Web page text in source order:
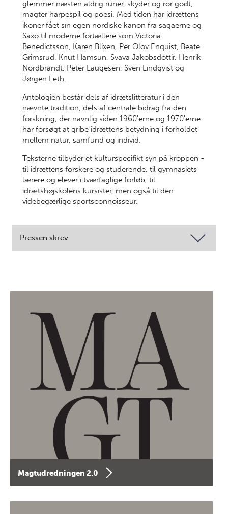
glemmer næsten aldrig runer, skyder og ror godt,
magter harpespil og poesi. Med tiden har idrættens
ikoner fået sin egen nordiske kanon fra sagaerne og
Saxo til moderne fortællere som Victoria
Benedictsson, Karen Blixen, Per Olov Enquist, Beate
Grimsrud, Knut Hamsun, Svava Jakobsdóttir, Henrik
Nordbrandt, Peter Laugesen, Sven Lindqvist og
Jørgen Leth.
Antologien består dels af idrætslitteratur i den
nævnte tradition, dels af centrale bidrag fra den
forskning, der navnlig siden 1960'erne og 1970'erne
har forsøgt at gribe idrættens betydning i forholdet
mellem natur, samfund og individ.
Teksterne tilbyder et kulturspecifikt syn på kroppen -
til idrættens forskere og studerende, til gymnasiets
lærere og elever i tværfaglige forløb, til
idrætshøjskolens kursister, men også til den
videbegærlige sportsconnoisseur.
Pressen skrev
Magtudredningen 2.0